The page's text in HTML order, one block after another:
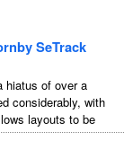
SeTrack
hiatus of over a
considerably, with
layouts to be